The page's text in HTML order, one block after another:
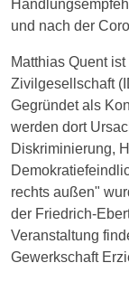
und nach der
Matthias Quent
Zivilgesellschaft
Gegründet als
werden dort
Diskriminierung,
rechts außen"
der Friedrich-
Veranstaltung
Gewerkschaft